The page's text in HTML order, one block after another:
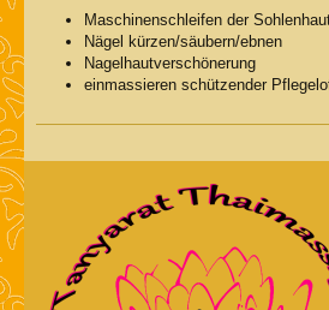
Maschinenschleifen der
Nägel kürzen/säubern/ebnen
Nagelhautverschönerung
einmassieren schützender